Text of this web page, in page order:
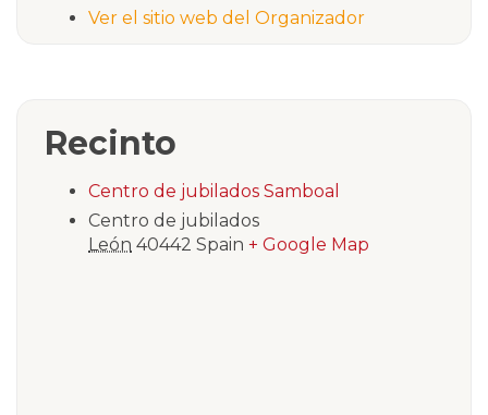
Ver el sitio web del Organizador
Recinto
Centro de jubilados Samboal
Centro de jubilados
León 40442 Spain + Google Map